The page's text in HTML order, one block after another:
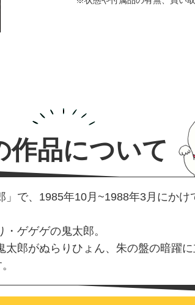
作品について
で、1985年10月~1988年3月にかけ
ゲゲゲの鬼太郎。
郎がぬらりひょん、朱の盤の暗躍に